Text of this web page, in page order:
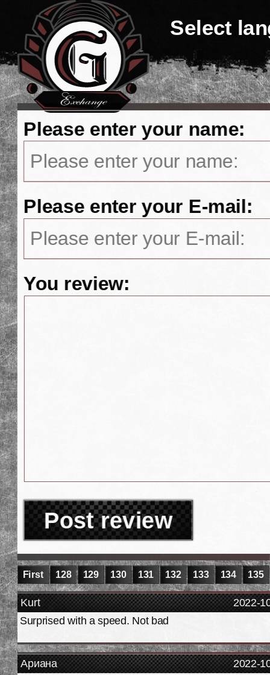
Select
Please enter your name:
Please enter your E-mail:
You review:
Post review
First 128 129 130 131 132 133 134 135
2022-
Kurt
Surprised with a speed. Not bad
2022-
Ариана